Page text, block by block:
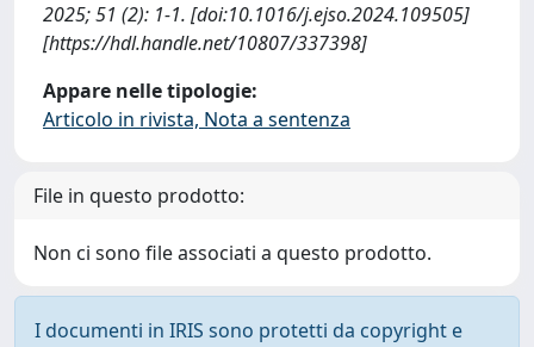
2025; 51 (2): 1-1. [doi:10.1016/j.ejso.2024.109505]
[https://hdl.handle.net/10807/337398]
Appare nelle tipologie:
Articolo in rivista, Nota a sentenza
File in questo prodotto:
Non ci sono file associati a questo prodotto.
I documenti in IRIS sono protetti da copyright e